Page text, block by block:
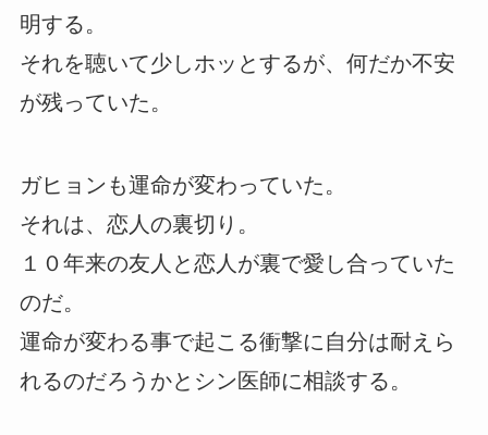
明する。
それを聴いて少しホッとするが、何だか不安
が残っていた。
ガヒョンも運命が変わっていた。
それは、恋人の裏切り。
１０年来の友人と恋人が裏で愛し合っていた
のだ。
運命が変わる事で起こる衝撃に自分は耐えら
れるのだろうかとシン医師に相談する。